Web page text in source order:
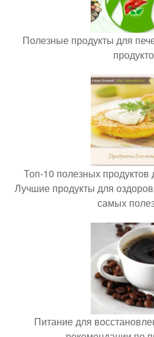
Полезные продукты для
Топ-10 полезных продуктов
Лучшие продукты для
самых
Питание для